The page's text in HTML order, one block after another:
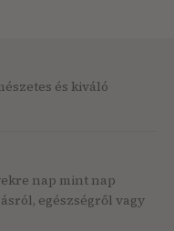
és kiváló
nap mint nap
egészségről vagy